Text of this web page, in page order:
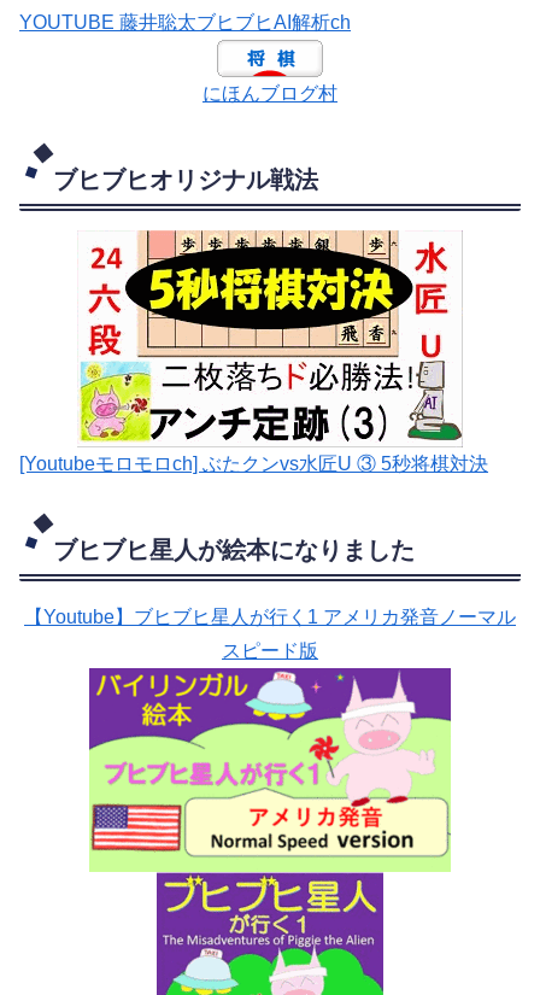
YOUTUBE 藤井聡太ブヒブヒAI解析ch
にほんブログ村
ブヒブヒオリジナル戦法
[Youtubeモロモロch] ぶたクンvs水匠U ③ 5秒将棋対決
ブヒブヒ星人が絵本になりました
【Youtube】ブヒブヒ星人が行く1 アメリカ発音ノーマル
スピード版